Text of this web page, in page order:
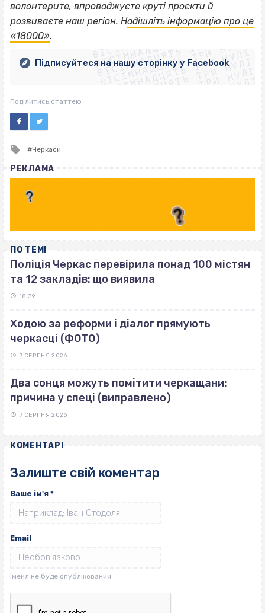
волонтерите, впроваджуєте круті проєкти й
розвиваєте наш регіон. Надішліть інформацію про це
«18000». ВІСІМНАДЦЯТЬ ТРИ НУЛІ
ВІСІМНАДЦЯТЬ ТРИ НУЛІ
ВІСІМНАДЦЯТЬ ТРИ НУЛІ
ВІСІМНАДЦЯТЬ ТРИ НУЛІ
ВІСІМНАДЦЯТЬ ТРИ НУЛІ
ВІСІМНАДЦЯТЬ ТРИ НУЛІ
ВІСІМНАДЦЯТЬ ТРИ НУЛІ
ВІСІМНАДЦЯТЬ ТРИ НУЛІ
Підписуйтеся на нашу сторінку у Facebook
Поділитись статтею
Tagged
Черкаси
РЕКЛАМА
ПО ТЕМІ
Поліція Черкас перевірила понад 100 містян
та 12 закладів: що виявила
18:39
Ходою за реформи і діалог прямують
черкасці (ФОТО)
7 СЕРПНЯ 2026
Два сонця можуть помітити черкащани:
причина у спеці (виправлено)
7 СЕРПНЯ 2026
КОМЕНТАРІ
Залиште свій коментар
Ваше ім'я *
Email